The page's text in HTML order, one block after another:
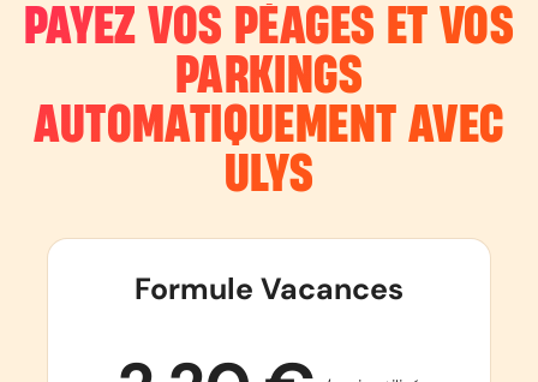
PAYEZ VOS PÉAGES ET VOS
PARKINGS
AUTOMATIQUEMENT AVEC
ULYS
Formule Vacances